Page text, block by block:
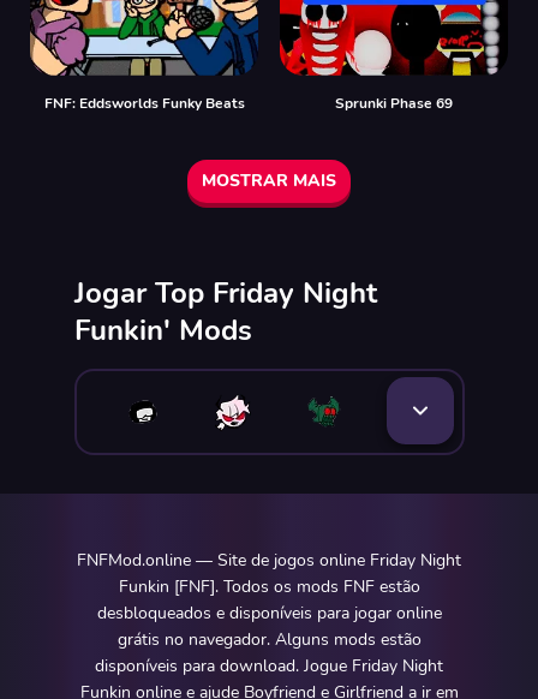
FNF: Eddsworlds Funky Beats Sprunki Phase 69
MOSTRAR MAIS
Jogar Top Friday Night
Funkin' Mods
FNFMod.online — Site de jogos online Friday Night
Funkin [FNF]. Todos os mods FNF estão
desbloqueados e disponíveis para jogar online
grátis no navegador. Alguns mods estão
disponíveis para download. Jogue Friday Night
Funkin online e ajude Boyfriend e Girlfriend a ir em